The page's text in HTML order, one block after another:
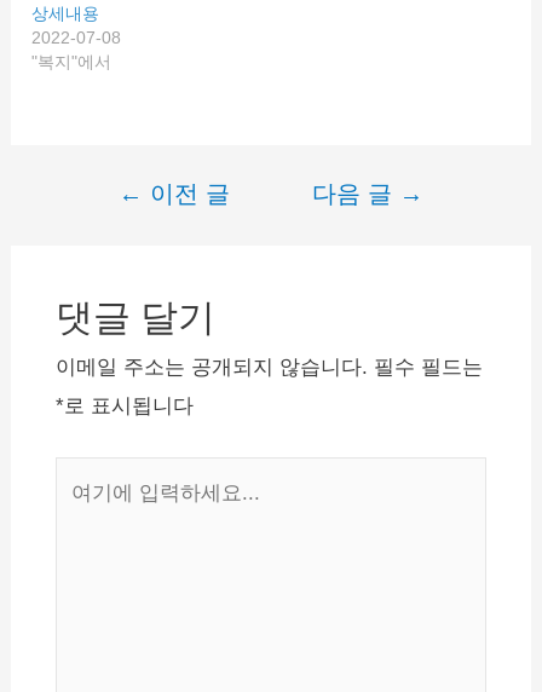
상세내용
2022-07-08
"복지"에서
게
← 이전 글 다음 글 →
댓글 달기
이메일 주소는 공개되지 않습니다. 필수 필드는
*로 표시됩니다